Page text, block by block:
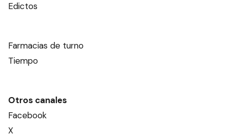
Edictos
Farmacias de turno
Tiempo
Otros canales
Facebook
X